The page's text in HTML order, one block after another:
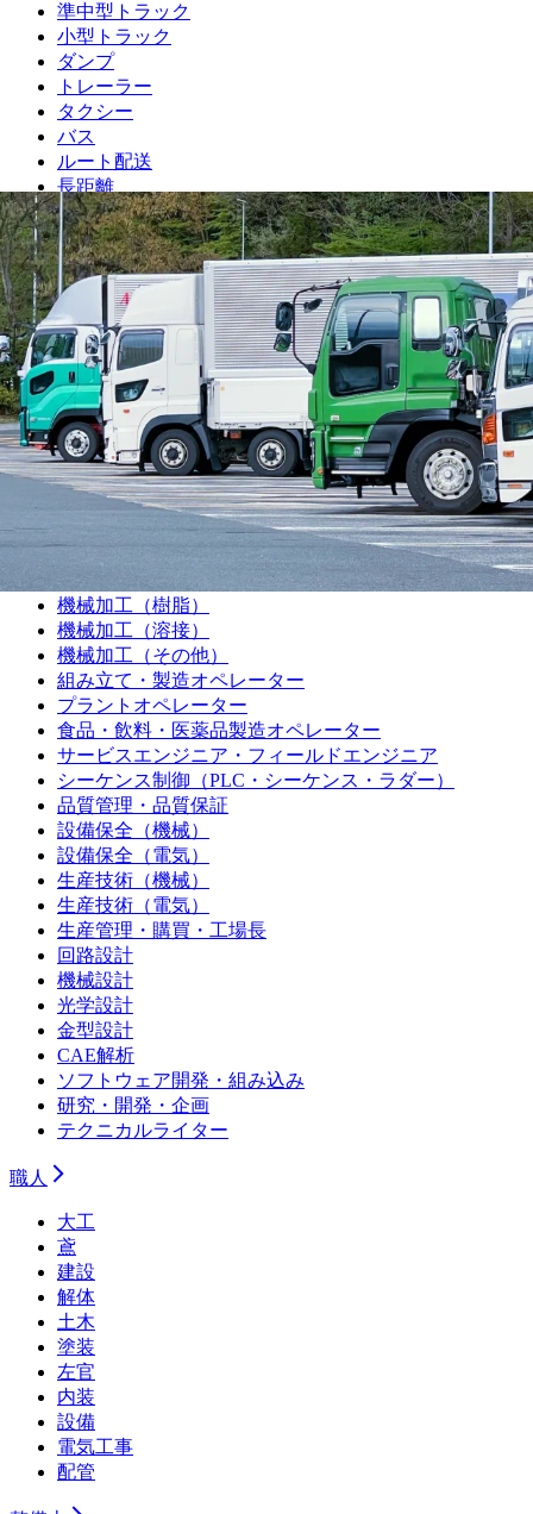
準中型トラック
小型トラック
ダンプ
トレーラー
タクシー
バス
ルート配送
長距離
フォークリフト・倉庫
運行管理者
施工管理技士
土木施工管理技士
電気工事施工管理技士
建築施工管理技士
管工事施工管理技士
電気主任技術者
製造職
機械加工（旋盤）
機械加工（マシニング）
機械加工（プレス・板金）
機械加工（樹脂）
機械加工（溶接）
機械加工（その他）
組み立て・製造オペレーター
プラントオペレーター
食品・飲料・医薬品製造オペレーター
サービスエンジニア・フィールドエンジニア
シーケンス制御（PLC・シーケンス・ラダー）
品質管理・品質保証
設備保全（機械）
設備保全（電気）
生産技術（機械）
生産技術（電気）
生産管理・購買・工場長
回路設計
機械設計
光学設計
金型設計
CAE解析
ソフトウェア開発・組み込み
研究・開発・企画
テクニカルライター
職人
大工
鳶
建設
解体
土木
塗装
左官
内装
設備
電気工事
配管